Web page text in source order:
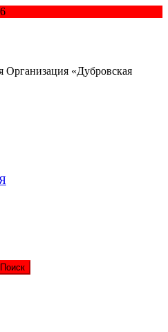
Организация «Дубровская